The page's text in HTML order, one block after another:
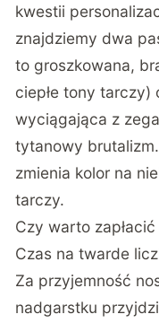
kwestii
znajdziemy dwa
to groszkowana,
ciepłe tony
wyciągająca z
tytanowy
zmienia kolor na
tarczy.
Czy warto zapłacić
Czas na twarde
Za przyjemność
nadgarstku